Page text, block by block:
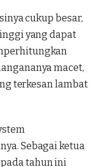
cukup besar,
yang dapat
macet,
terkesan lambat
Sebagai ketua
tahun ini